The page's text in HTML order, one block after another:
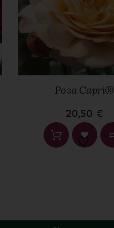
Роза Capri®
20,50 €